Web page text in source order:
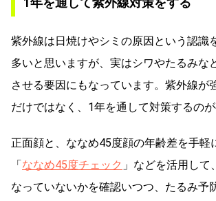
紫外線は日焼けやシミの原因という認識
多いと思いますが、実はシワやたるみな
させる要因にもなっています。紫外線が
だけではなく、1年を通して対策するのが
正面顔と、ななめ45度顔の年齢差を手軽
「ななめ45度チェック 」などを活用して
なっていないかを確認いつつ、たるみ予